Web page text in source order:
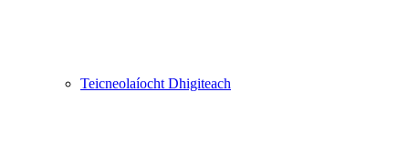
Teicneolaíocht Dhigiteach